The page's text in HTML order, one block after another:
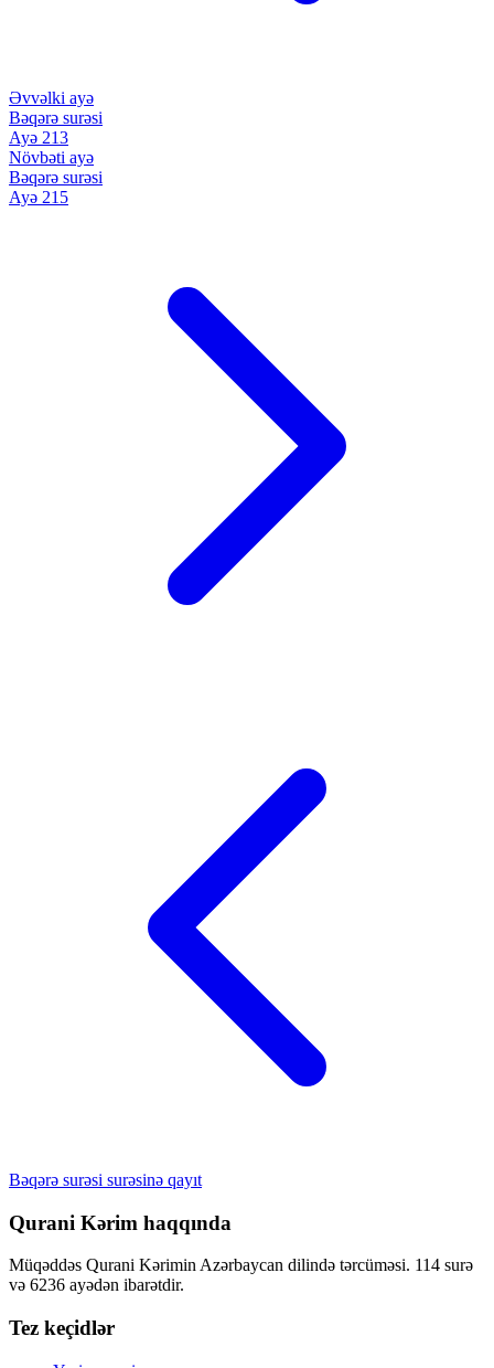
Əvvəlki ayə
Bəqərə surəsi
Ayə 213
Növbəti ayə
Bəqərə surəsi
Ayə 215
Bəqərə surəsi surəsinə qayıt
Qurani Kərim haqqında
Müqəddəs Qurani Kərimin Azərbaycan dilində tərcüməsi. 114 surə
və 6236 ayədən ibarətdir.
Tez keçidlər